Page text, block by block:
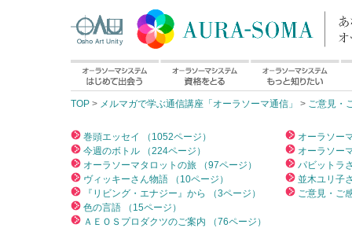
TOP > メルマガで学ぶ通信講座「オーラソーマ通信」 > ご意見・
巻頭エッセイ （1052ページ）
今週のボトル （224ページ）
オーラソーマタロットの旅 （97ページ）
ヴィッキーさん物語 （10ページ）
『リビング・エナジー』から （3ページ）
色の言語 （15ページ）
ＡＥＯＳプロダクツのご案内 （76ページ）
オーラソー
オーラソー
パビットラ
並木ユリ子
ご意見・ご